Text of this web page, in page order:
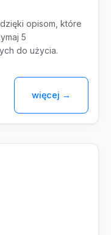
opisom, które
5
do użycia.
więcej →